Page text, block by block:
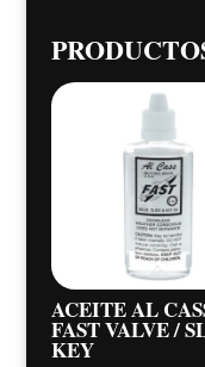
ACEITE AL
FAST VALVE /
KEY